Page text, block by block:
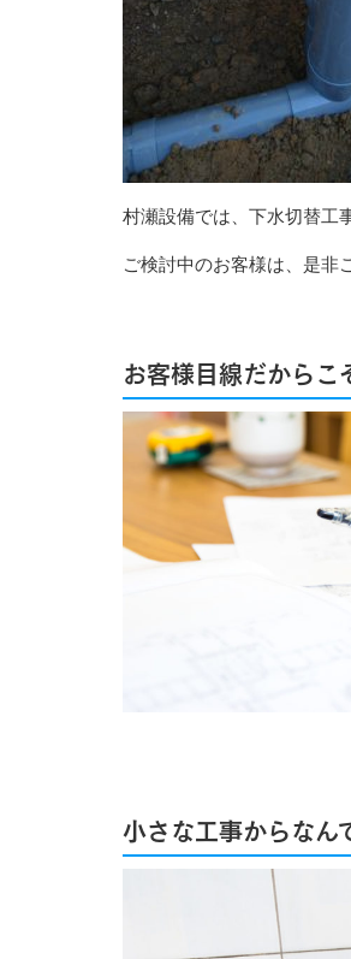
村瀬設備では、下水切替工
ご検討中のお客様は、是非
お客様目線だからこ
小さな工事からなん